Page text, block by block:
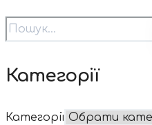
Категорії
Категорії